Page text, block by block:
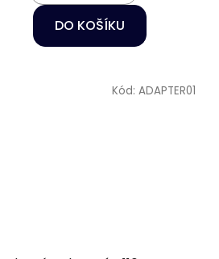
DO KOŠÍKU
Kód: ADAPTER01